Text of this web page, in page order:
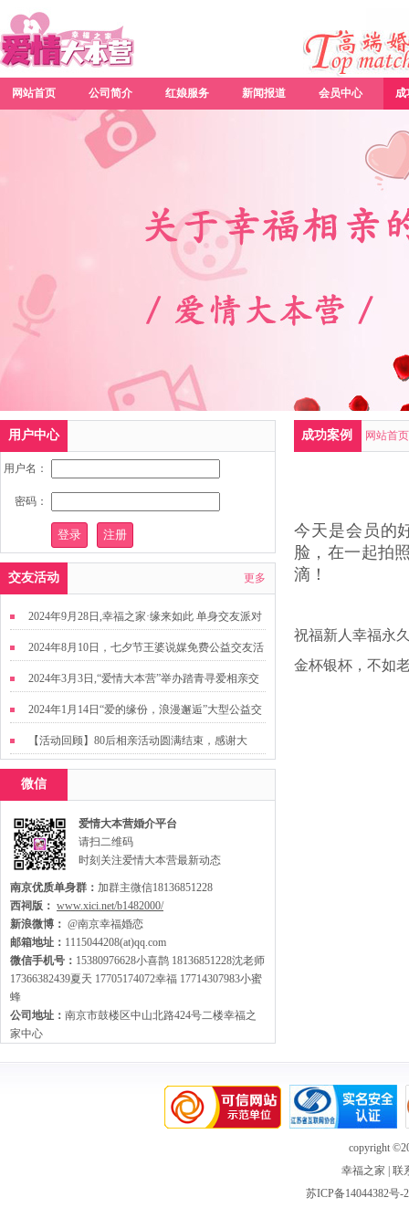
网站首页 公司简介 红娘服务 新闻报道 会员中心 成
成功案例 网站首页
今天是会员的
脸，在一起拍
滴！
祝福新人幸福永
金杯银杯，不如
用户中心
用户名：
密码：
交友活动 更多
2024年9月28日,幸福之家·缘来如此 单身交友派对
2024年8月10日，七夕节王婆说媒免费公益交友活
动
2024年3月3日,“爱情大本营”举办踏青寻爱相亲交
友活动
2024年1月14日“爱的缘份，浪漫邂逅”大型公益交
友活动
【活动回顾】80后相亲活动圆满结束，感谢大
家，走出来才有机会扩大缘分哦~
微信
爱情大本营婚介平台
请扫二维码
时刻关注爱情大本营最新动态
南京优质单身群： 加群主微信18136851228
西祠版： www.xici.net/b1482000/
新浪微博： @南京幸福婚恋
邮箱地址： 1115044208(at)qq.com
微信手机号： 15380976628小喜鹊 18136851228沈老师
17366382439夏天 17705174072幸福 17714307983小蜜
蜂
公司地址： 南京市鼓楼区中山北路424号二楼幸福之
家中心
copyright
幸福之家
联
苏ICP备14044382号-2